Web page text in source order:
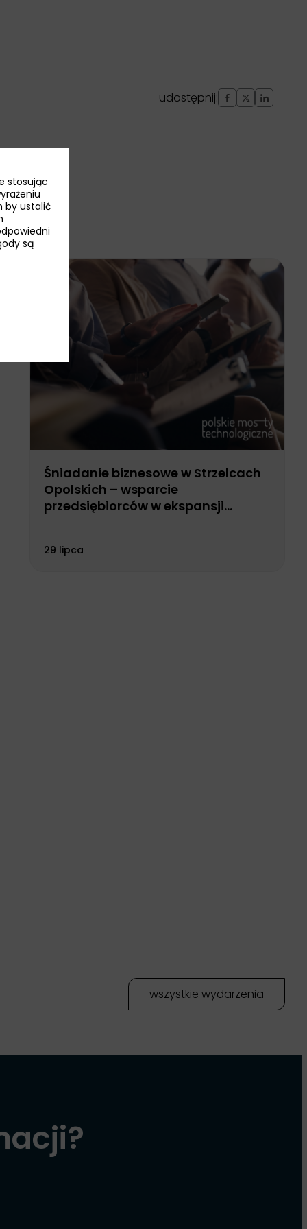
udostępnij:
Śniadanie biznesowe w Strzelcach
Opolskich – wsparcie
przedsiębiorców w ekspansji
29 lipca
wszystkie wydarzenia
stosując
by ustalić
są